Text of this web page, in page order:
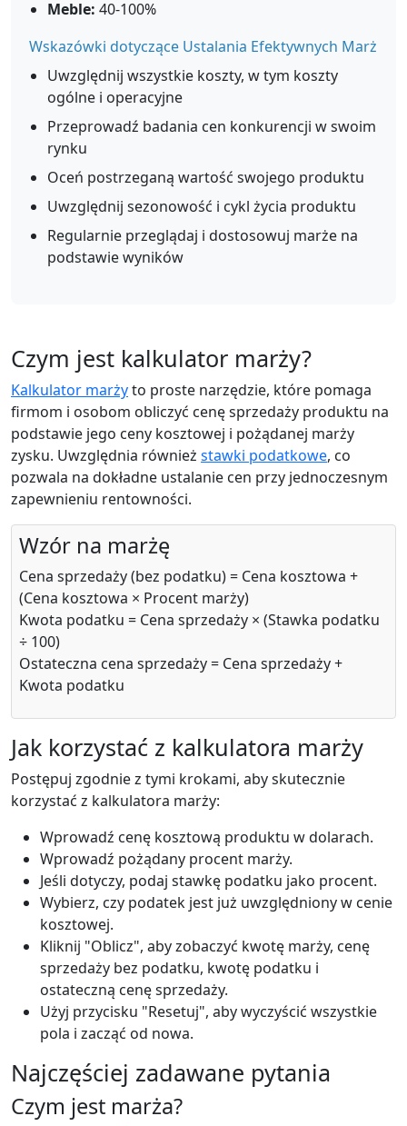
Meble: 40-100%
Wskazówki dotyczące Ustalania Efektywnych Marż
Uwzględnij wszystkie koszty, w tym koszty
ogólne i operacyjne
Przeprowadź badania cen konkurencji w swoim
rynku
Oceń postrzeganą wartość swojego produktu
Uwzględnij sezonowość i cykl życia produktu
Regularnie przeglądaj i dostosowuj marże na
podstawie wyników
Czym jest kalkulator marży?
Kalkulator marżyto proste narzędzie, które pomaga
firmom i osobom obliczyć cenę sprzedaży produktu na
podstawie jego ceny kosztowej i pożądanej marży
zysku. Uwzględnia również stawki podatkowe, co
pozwala na dokładne ustalanie cen przy jednoczesnym
zapewnieniu rentowności.
Wzór na marżę
Cena sprzedaży (bez podatku) = Cena kosztowa +
(Cena kosztowa × Procent marży)
Kwota podatku = Cena sprzedaży × (Stawka podatku
÷ 100)
Ostateczna cena sprzedaży = Cena sprzedaży +
Kwota podatku
Jak korzystać z kalkulatora marży
Postępuj zgodnie z tymi krokami, aby skutecznie
korzystać z kalkulatora marży:
Wprowadź cenę kosztową produktu w dolarach.
Wprowadź pożądany procent marży.
Jeśli dotyczy, podaj stawkę podatku jako procent.
Wybierz, czy podatek jest już uwzględniony w cenie
kosztowej.
Kliknij "Oblicz", aby zobaczyć kwotę marży, cenę
sprzedaży bez podatku, kwotę podatku i
ostateczną cenę sprzedaży.
Użyj przycisku "Resetuj", aby wyczyścić wszystkie
pola i zacząć od nowa.
Najczęściej zadawane pytania
Czym jest marża?